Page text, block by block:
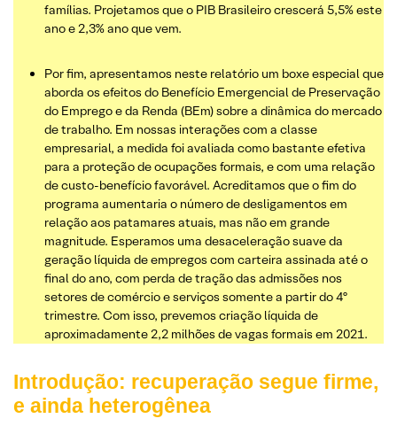
famílias. Projetamos que o PIB Brasileiro crescerá 5,5% este
ano e 2,3% ano que vem.
Por fim, apresentamos neste relatório um boxe especial que
aborda os efeitos do Benefício Emergencial de Preservação
do Emprego e da Renda (BEm) sobre a dinâmica do mercado
de trabalho. Em nossas interações com a classe
empresarial, a medida foi avaliada como bastante efetiva
para a proteção de ocupações formais, e com uma relação
de custo-benefício favorável. Acreditamos que o fim do
programa aumentaria o número de desligamentos em
relação aos patamares atuais, mas não em grande
magnitude. Esperamos uma desaceleração suave da
geração líquida de empregos com carteira assinada até o
final do ano, com perda de tração das admissões nos
setores de comércio e serviços somente a partir do 4º
trimestre. Com isso, prevemos criação líquida de
aproximadamente 2,2 milhões de vagas formais em 2021.
Introdução: recuperação segue firme,
e ainda heterogênea